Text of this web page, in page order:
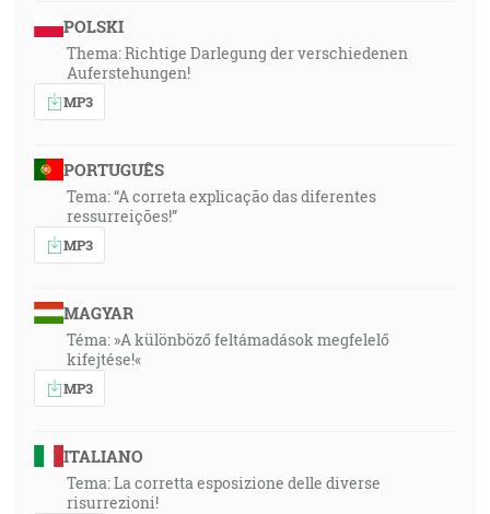
POLSKI
Thema: Richtige Darlegung der verschiedenen
Auferstehungen!
MP3
PORTUGUÊS
Tema: “A correta explicação das diferentes
ressurreições!”
MP3
MAGYAR
Téma: »A különböző feltámadások megfelelő
kifejtése!«
MP3
ITALIANO
Tema: La corretta esposizione delle diverse
risurrezioni!